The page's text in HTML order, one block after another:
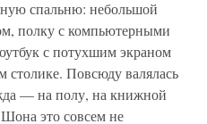
спальню: небольшой
полку с компьютерными
с потухшим экраном
Повсюду валялась
— на полу, на книжной
это совсем не